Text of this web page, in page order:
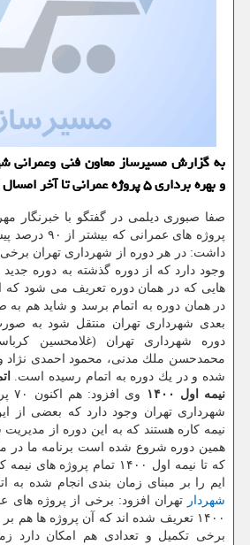
به گزارش مسیرساز معاون فنی وعمرانی
و بهره برداری ۵ پروژه عمرانی تا آخر امسال اطلاع داد.
صفا صبوری دیلمی در گفتگو با خبرنگار
پروژه های
داشت: در هر دوره از شهرداری تهران برخی
وجود دارد كه از دوره گذشته به دوره
هایی كه در همان دوره تعریف می شود كه
در همان دوره به اتمام برسد و شاید هم به
دوره شهرداری تهران (غلامحسین
محمدحسن ملك مدنی، محمود احمدی نژاد و
شده و در یك دوره به اتمام رسیده است.
نیمه اول ۱۴۰۰
وی
شهرداری تهران وجود دارد كه بعضی از
نیمه كاره هستند كه به این دوره از
همین دوره شروع شده است برنامه ما در
كه تا نیمه اول ۱۴۰۰ تمام
ایم را بر مبنای زمان بندی انجام شده به
شهردار
۱۴۰۰ تعریف شده اند كه آن پروژه ها هم
برخی تكمیل و تعدادی هم امكان دارد